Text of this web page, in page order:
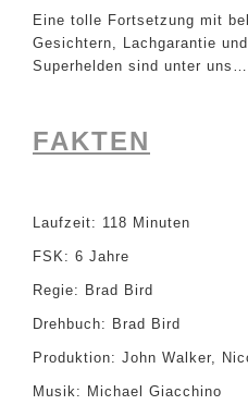
Eine tolle Fortsetzung mit
Gesichtern, Lachgarantie
Superhelden sind unter uns…
FAKTEN
Laufzeit: 118 Minuten
FSK: 6 Jahre
Regie: Brad Bird
Drehbuch: Brad Bird
Produktion: John Walker,
Musik: Michael Giacchino